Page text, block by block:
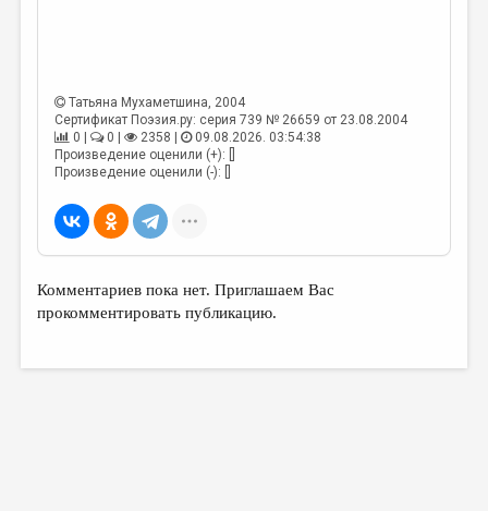
ЛИТЕРАТУРОВЕДЕНИЕ
КУЛЬТУРОВЕДЕНИЕ
ПУБЛИЦИСТИКА
РЕЦЕНЗИРОВАНИЕ
ЦИКЛЫ ПУБЛИКАЦИЙ
ТРЕДИАКОВСКИЙ
ВКОНТАКТЕ
Татьяна Мухаметшина, 2004
Сертификат Поэзия.ру: серия 739 № 26659 от 23.08.2004
0 |
0 | 2358 |
09.08.2026. 03:54:38
Произведение оценили (+): []
Произведение оценили (-): []
Комментариев пока нет. Приглашаем Вас
прокомментировать публикацию.